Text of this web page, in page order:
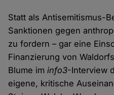
Statt als Antisemitismus-
Sanktionen gegen
zu fordern – gar eine
Finanzierung von
Blume iminfo3-Interview
eigene, kritische